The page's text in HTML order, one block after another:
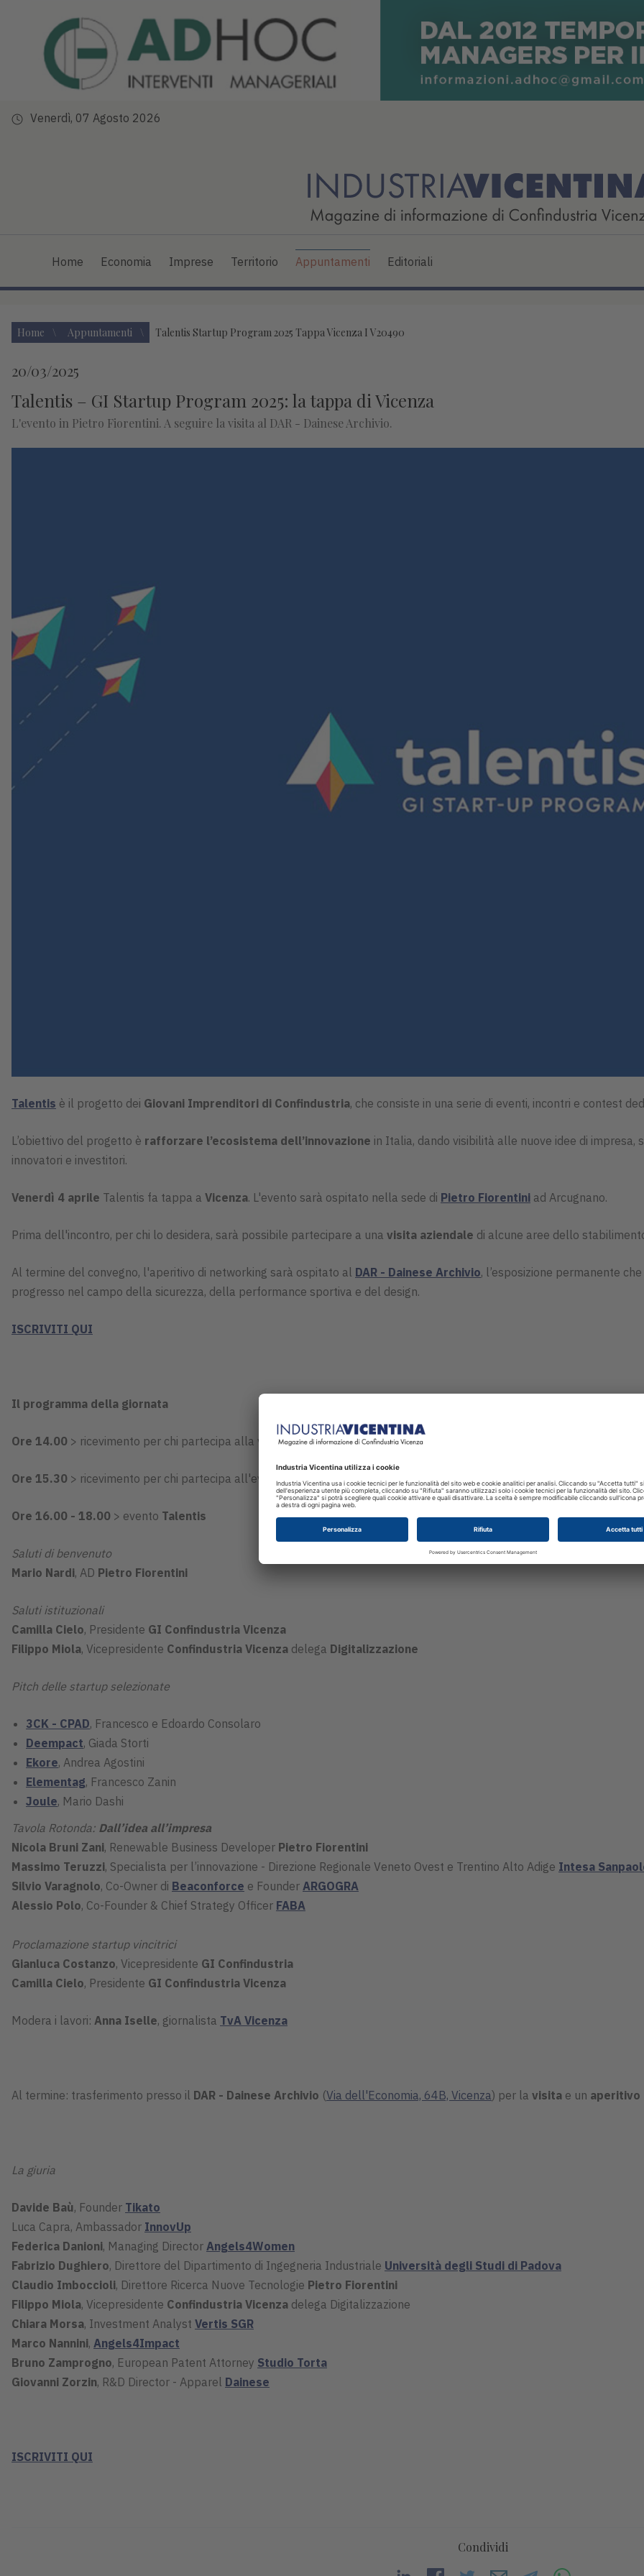
Venerdì, 07 Agosto 2026
Home Economia Imprese Territorio Appuntamenti Editoriali
Home Appuntamenti Talentis Startup Program 2025 Tappa Vicenza I V20490
20/03/2025
Talentis – GI Startup Program 2025: la tappa di Vicenza
L'evento in Pietro Fiorentini. A seguire la visita al DAR - Dainese Archivio.
Talentis è il progetto dei Giovani Imprenditori di Confindustria, che consiste in una serie di eventi, incontri e contest
L’obiettivo del progetto è rafforzare l’ecosistema dell’innovazione in Italia, dando visibilità alle nuove idee di
innovatori e investitori.
Venerdì 4 aprile Talentis fa tappa a Vicenza. L'evento sarà ospitato nella sede di Pietro Fiorentini ad Arcugnano.
Prima dell'incontro, per chi lo desidera, sarà possibile partecipare a una visita aziendale di alcune aree dello
Al termine del convegno, l'aperitivo di networking sarà ospitato al DAR - Dainese Archivio, l’esposizione permanente
progresso nel campo della sicurezza, della performance sportiva e del design.
ISCRIVITI QUI
Il programma della giornata
Ore 14.00 > ricevimento per chi partecipa alla visita diPietro Fiorentini
Ore 15.30 > ricevimento per chi partecipa all'evento Talentis
Ore 16.00 - 18.00 > evento Talentis
Saluti di benvenuto
Mario Nardi, AD Pietro Fiorentini
Saluti istituzionali
Camilla Cielo, Presidente GI Confindustria Vicenza
Filippo Miola, Vicepresidente Confindustria Vicenza delega Digitalizzazione
Pitch delle startup selezionate
3CK - CPAD, Francesco e Edoardo Consolaro
Deempact, Giada Storti
Ekore, Andrea Agostini
Elementag, Francesco Zanin
Joule, Mario Dashi
Tavola Rotonda: Dall’idea all’impresa
Nicola Bruni Zani, Renewable Business Developer Pietro Fiorentini
Massimo Teruzzi, Specialista per l’innovazione - Direzione Regionale Veneto Ovest e Trentino Alto Adige Intesa
Silvio Varagnolo, Co-Owner di Beaconforce e Founder ARGOGRA
Alessio Polo, Co-Founder & Chief Strategy Officer FABA
Proclamazione startup vincitrici
Gianluca Costanzo, Vicepresidente GI Confindustria
Camilla Cielo, Presidente GI Confindustria Vicenza
Modera i lavori: Anna Iselle, giornalista TvA Vicenza
Al termine: trasferimento presso il DAR - Dainese Archivio (Via dell'Economia, 64B, Vicenza) per la visita e un aperitivo
La giuria
Davide Baù, Founder Tikato
Luca Capra, Ambassador InnovUp
Federica Danioni, Managing Director Angels4Women
Fabrizio Dughiero, Direttore del Dipartimento di Ingegneria Industriale Università degli Studi di Padova
Claudio Imboccioli, Direttore Ricerca Nuove Tecnologie Pietro Fiorentini
Filippo Miola, Vicepresidente Confindustria Vicenza delega Digitalizzazione
Chiara Morsa, Investment Analyst Vertis SGR
Marco Nannini, Angels4Impact
Bruno Zamprogno, European Patent Attorney Studio Torta
Giovanni Zorzin, R&D Director - Apparel Dainese
ISCRIVITI QUI
Condividi